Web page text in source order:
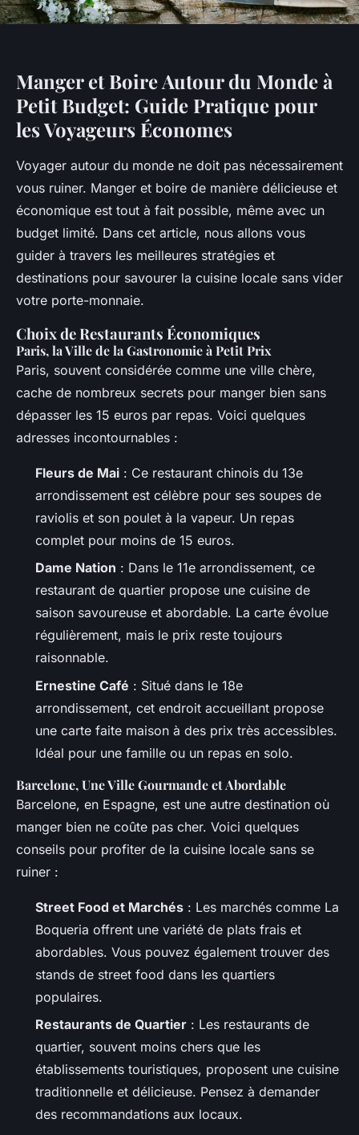
Manger et Boire Autour du Monde à
Petit Budget: Guide Pratique pour
les Voyageurs Économes
Voyager autour du monde ne doit pas nécessairement
vous ruiner. Manger et boire de manière délicieuse et
économique est tout à fait possible, même avec un
budget limité. Dans cet article, nous allons vous
guider à travers les meilleures stratégies et
destinations pour savourer la cuisine locale sans vider
votre porte-monnaie.
Choix de Restaurants Économiques
Paris, la Ville de la Gastronomie à Petit Prix
Paris, souvent considérée comme une ville chère,
cache de nombreux secrets pour manger bien sans
dépasser les 15 euros par repas. Voici quelques
adresses incontournables :
Fleurs de Mai : Ce restaurant chinois du 13e
arrondissement est célèbre pour ses soupes de
raviolis et son poulet à la vapeur. Un repas
complet pour moins de 15 euros.
Dame Nation : Dans le 11e arrondissement, ce
restaurant de quartier propose une cuisine de
saison savoureuse et abordable. La carte évolue
régulièrement, mais le prix reste toujours
raisonnable.
Ernestine Café : Situé dans le 18e
arrondissement, cet endroit accueillant propose
une carte faite maison à des prix très accessibles.
Idéal pour une famille ou un repas en solo.
Barcelone, Une Ville Gourmande et Abordable
Barcelone, en Espagne, est une autre destination où
manger bien ne coûte pas cher. Voici quelques
conseils pour profiter de la cuisine locale sans se
ruiner :
Street Food et Marchés : Les marchés comme La
Boqueria offrent une variété de plats frais et
abordables. Vous pouvez également trouver des
stands de street food dans les quartiers
populaires.
Restaurants de Quartier : Les restaurants de
quartier, souvent moins chers que les
établissements touristiques, proposent une cuisine
traditionnelle et délicieuse. Pensez à demander
des recommandations aux locaux.